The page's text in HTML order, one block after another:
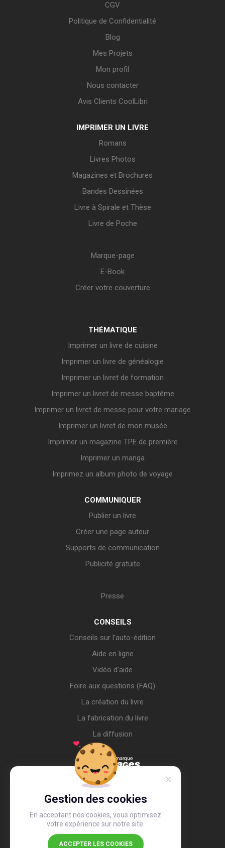
Gestion des cookies
En acceptant nos cookies, vous optimisez
votre expérience sur notre site.
ACCEPTER LES COOKIES
CGV
Politique de Confidentialité
Blog
Mes Projets
Mon profil
Nous contacter
Avis Clients CoolLibri
IMPRIMER UN LIVRE
Romans
Livres Photos
Magazines et Brochures
Bandes Dessinées
Livre à Spirale et Thèse
Livre de Poche
Marque-page
E-Book
Créer votre couverture
THÉMATIQUE
Imprimer un livre de cuisine
Imprimer un livre de généalogie
Imprimer un livret de formation
Imprimer un livret de messe baptême
Imprimer un livret de messe pour votre mariage
Imprimer un livret de mon musée
Imprimer un magazine TPE de première
Imprimer un manga
Imprimez un album photo de voyage
COMMUNIQUER
Publier un livre
Créer une page auteur
Supports de communication
Publicité gratuite
Presse
CONSEILS
Conseils sur l’auto-édition
Aide en ligne
Vidéo d’aide
Foire aux questions (FAQ)
La création du livre
La fabrication du livre
La diffusion